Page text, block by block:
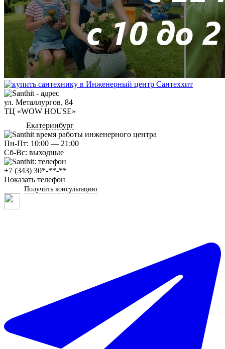
ул. Металлургов, 84
ТЦ «WOW HOUSE»
Екатеринбург
Пн-Пт: 10:00 — 21:00
Сб-Вс: выходные
+7 (343) 30*-**-**
Показать телефон
Получить консультацию